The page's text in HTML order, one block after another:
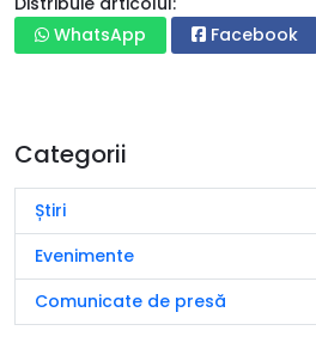
WhatsApp
Facebook
Categorii
Știri
Evenimente
Comunicate de presă